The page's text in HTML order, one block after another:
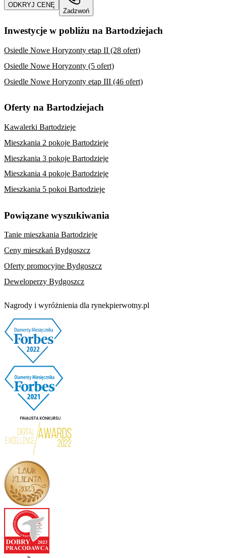
ODKRYJ CENĘ
Zadzwoń
Inwestycje w pobliżu na Bartodziejach
Osiedle Nowe Horyzonty etap II (28 ofert)
Osiedle Nowe Horyzonty (5 ofert)
Osiedle Nowe Horyzonty etap III (46 ofert)
Oferty na Bartodziejach
Kawalerki Bartodzieje
Mieszkania 2 pokoje Bartodzieje
Mieszkania 3 pokoje Bartodzieje
Mieszkania 4 pokoje Bartodzieje
Mieszkania 5 pokoi Bartodzieje
Powiązane wyszukiwania
Tanie mieszkania Bartodzieje
Ceny mieszkań Bydgoszcz
Oferty promocyjne Bydgoszcz
Deweloperzy Bydgoszcz
Nagrody i wyróżnienia dla rynekpierwotny.pl